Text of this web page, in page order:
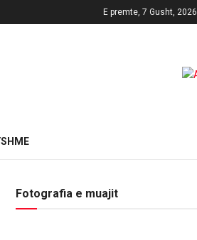
E premte, 7 Gusht, 2026
Fotografia e muajit